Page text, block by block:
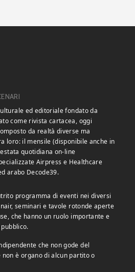
ed editoriale fondato da
come rivista cartacea, oggi
da realtà diverse ma
loro: il mensile (disponibile anche in
quotidiana on-line
Airpress e Healthcare
arabo Decode39.
programma di eventi nei diversi
seminari e tavole rotonde aperte
che hanno un ruolo importante e
che non gode del
è organo di alcun partito o